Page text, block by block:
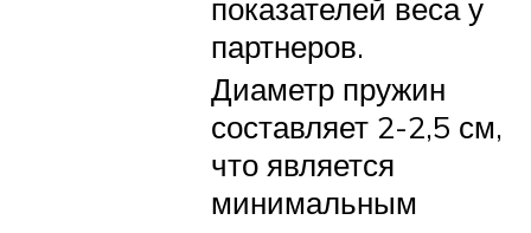
показателей веса у
партнеров.
Диаметр пружин
составляет 2-2,5 см,
что является
минимальным